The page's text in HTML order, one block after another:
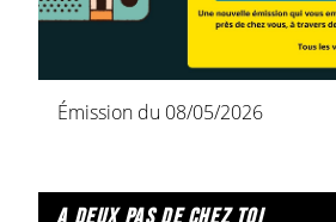
Émission du 08/05/2026